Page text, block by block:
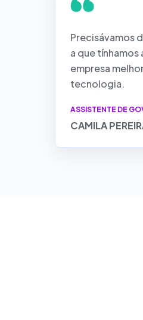
Precisávamos
a que
empresa
tecnologia.
ASSISTENTE DE
CAMILA